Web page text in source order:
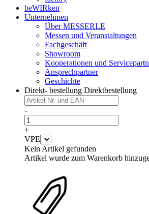
beWIRken
Unternehmen
Über MESSERLE
Messen und Veranstaltungen
Fachgeschäft
Showroom
Kooperationen und
Ansprechpartner
Geschichte
Direkt- bestellung Direktbestellung
-
+
VPE
Kein Artikel gefunden
Artikel wurde zum Warenkorb